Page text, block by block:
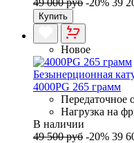
Купить
Новое
Безынерционная
4000PG 265 грамм
Передаточное
Нагрузка на
В наличии
49 500 руб -20% 39